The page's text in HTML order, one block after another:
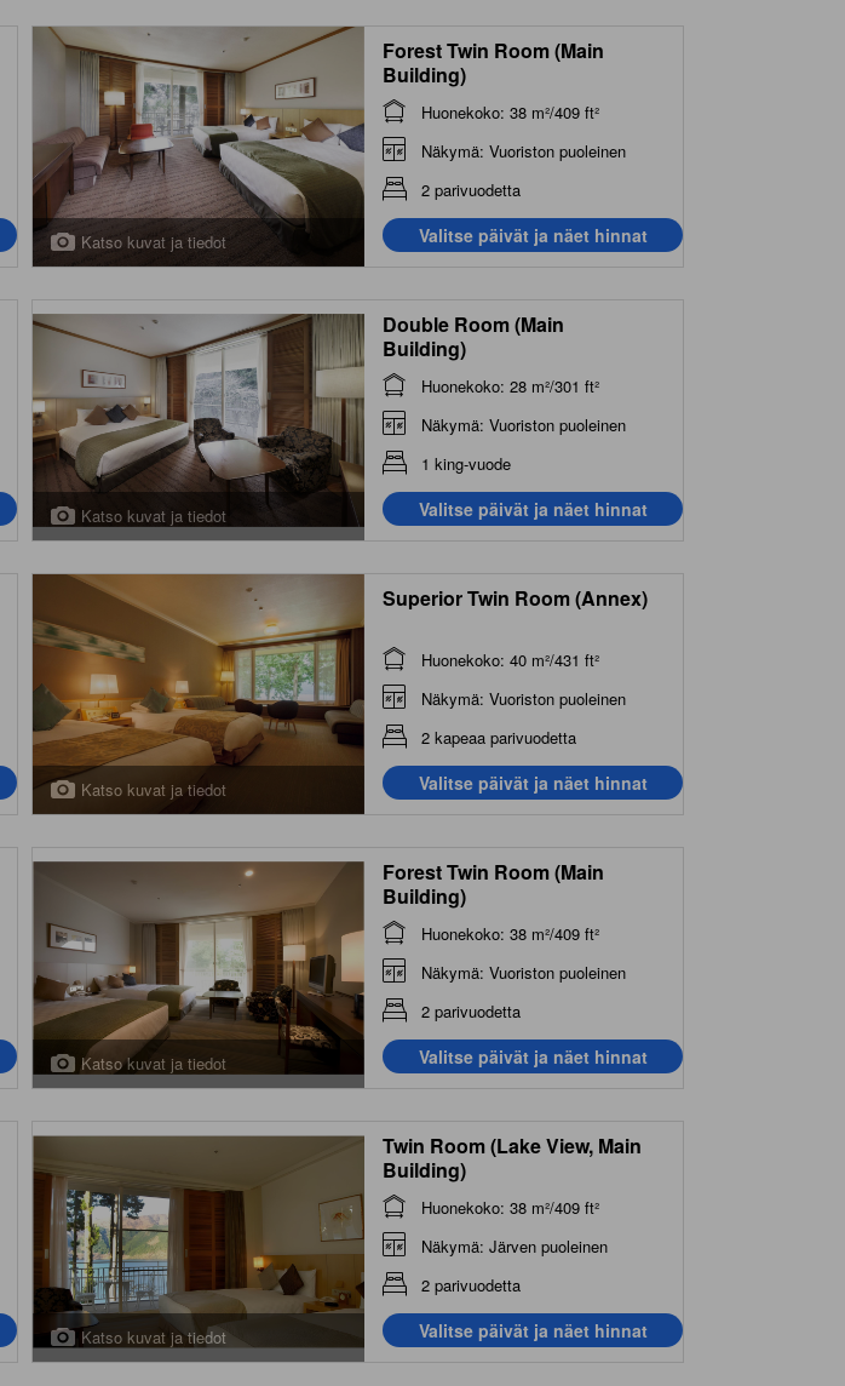
Katso kuvat ja tiedot
Forest Twin Room (Main
Building)
Huonekoko: 38 m²/409 ft²
Näkymä: Vuoriston puoleinen
2 parivuodetta
Valitse päivät ja näet hinnat
Katso kuvat ja tiedot
Double Room (Main
Building)
Huonekoko: 28 m²/301 ft²
Näkymä: Vuoriston puoleinen
1 king-vuode
Valitse päivät ja näet hinnat
Katso kuvat ja tiedot
Superior Twin Room (Annex)
Huonekoko: 40 m²/431 ft²
Näkymä: Vuoriston puoleinen
2 kapeaa parivuodetta
Valitse päivät ja näet hinnat
Katso kuvat ja tiedot
Forest Twin Room (Main
Building)
Huonekoko: 38 m²/409 ft²
Näkymä: Vuoriston puoleinen
2 parivuodetta
Valitse päivät ja näet hinnat
Katso kuvat ja tiedot
Twin Room (Lake View, Main
Building)
Huonekoko: 38 m²/409 ft²
Näkymä: Järven puoleinen
2 parivuodetta
Valitse päivät ja näet hinnat